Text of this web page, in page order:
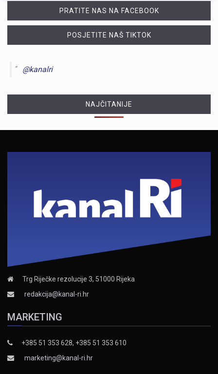
PRATITE NAS NA FACEBOOK
POSJETITE NAŠ TIKTOK
@kanalri
NAJČITANIJE
Trg Riječke rezolucije 3, 51000 Rijeka
redakcija@kanal-ri.hr
MARKETING
+385 51 353 628, +385 51 353 610
marketing@kanal-ri.hr